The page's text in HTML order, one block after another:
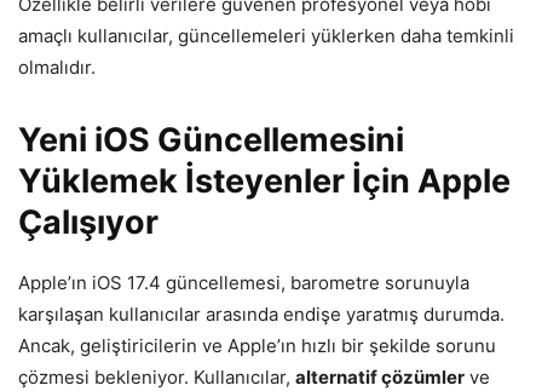
amaçlı kullanıcılar, güncellemeleri yüklerken daha temkinli
olmalıdır.
Yeni iOS Güncellemesini
Yüklemek İsteyenler İçin Apple
Çalışıyor
Apple’ın iOS 17.4 güncellemesi, barometre sorunuyla
karşılaşan kullanıcılar arasında endişe yaratmış durumda.
Ancak, geliştiricilerin ve Apple’ın hızlı bir şekilde sorunu
çözmesi bekleniyor. Kullanıcılar, alternatif çözümler ve